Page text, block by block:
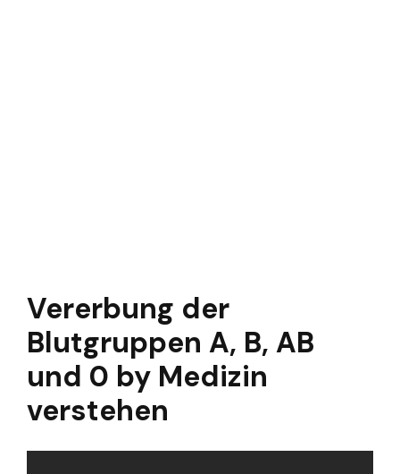
Vererbung der
Blutgruppen A, B, AB
und 0 by Medizin
verstehen